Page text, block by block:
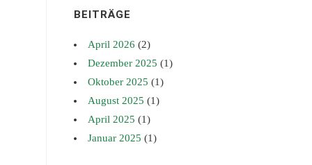
BEITRÄGE
April 2026 (2)
Dezember 2025 (1)
Oktober 2025 (1)
August 2025 (1)
April 2025 (1)
Januar 2025 (1)